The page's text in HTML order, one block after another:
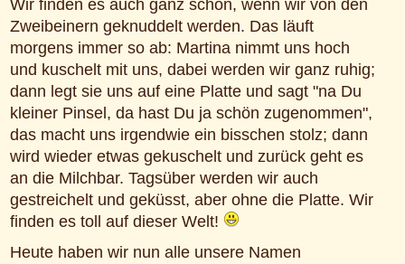
Wir finden es auch ganz schön, wenn wir von den
Zweibeinern geknuddelt werden. Das läuft
morgens immer so ab: Martina nimmt uns hoch
und kuschelt mit uns, dabei werden wir ganz ruhig;
dann legt sie uns auf eine Platte und sagt "na Du
kleiner Pinsel, da hast Du ja schön zugenommen",
das macht uns irgendwie ein bisschen stolz; dann
wird wieder etwas gekuschelt und zurück geht es
an die Milchbar. Tagsüber werden wir auch
gestreichelt und geküsst, aber ohne die Platte. Wir
finden es toll auf dieser Welt!
Heute haben wir nun alle unsere Namen